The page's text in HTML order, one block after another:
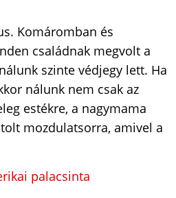
Komáromban és
családnak megvolt a
szinte védjegy lett. Ha
nálunk nem csak az
estékre, a nagymama
mozdulatsorra, amivel a
palacsinta